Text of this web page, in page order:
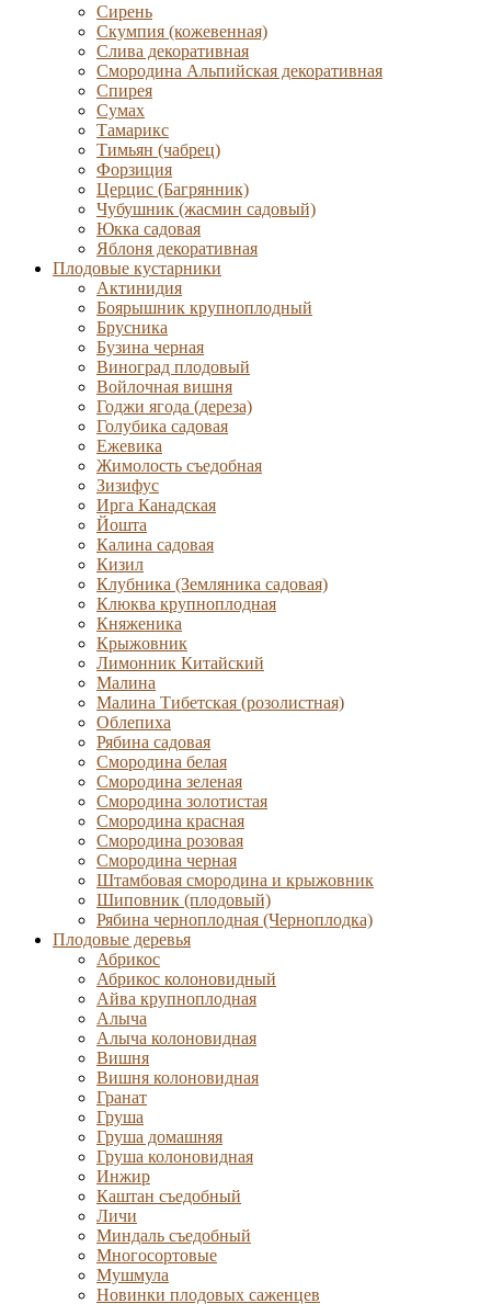
Сирень
Скумпия (кожевенная)
Слива декоративная
Смородина Альпийская декоративная
Спирея
Сумах
Тамарикс
Тимьян (чабрец)
Форзиция
Церцис (Багрянник)
Чубушник (жасмин садовый)
Юкка садовая
Яблоня декоративная
Плодовые кустарники
Актинидия
Боярышник крупноплодный
Брусника
Бузина черная
Виноград плодовый
Войлочная вишня
Годжи ягода (дереза)
Голубика садовая
Ежевика
Жимолость съедобная
Зизифус
Ирга Канадская
Йошта
Калина садовая
Кизил
Клубника (Земляника садовая)
Клюква крупноплодная
Княженика
Крыжовник
Лимонник Китайский
Малина
Малина Тибетская (розолистная)
Облепиха
Рябина садовая
Смородина белая
Смородина зеленая
Смородина золотистая
Смородина красная
Смородина розовая
Смородина черная
Штамбовая смородина и крыжовник
Шиповник (плодовый)
Рябина черноплодная (Черноплодка)
Плодовые деревья
Абрикос
Абрикос колоновидный
Айва крупноплодная
Алыча
Алыча колоновидная
Вишня
Вишня колоновидная
Гранат
Груша
Груша домашняя
Груша колоновидная
Инжир
Каштан съедобный
Личи
Миндаль съедобный
Многосортовые
Мушмула
Новинки плодовых саженцев